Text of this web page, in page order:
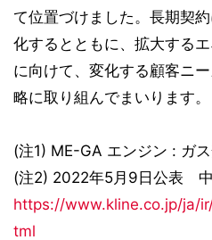
て位置づけました。長期契
化するとともに、拡大する
に向けて、変化する顧客ニ
略に取り組んでまいります。
(注1) ME-GA エンジン : ガ
(注2) 2022年5月9日公表
https://www.kline.co.jp/ja/
tml